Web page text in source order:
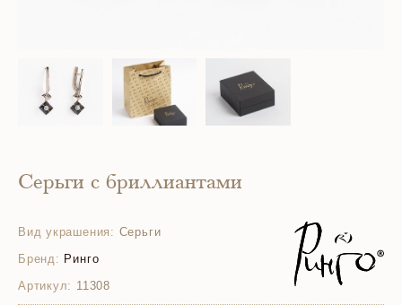
Серьги с бриллиантами
Вид украшения: Серьги
Бренд: Ринго
Артикул: 11308